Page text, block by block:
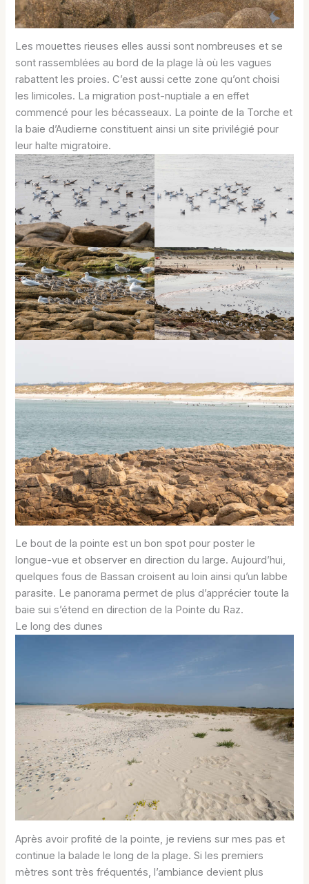
Les mouettes rieuses elles aussi sont nombreuses et se
sont rassemblées au bord de la plage là où les vagues
rabattent les proies. C’est aussi cette zone qu’ont choisi
les limicoles. La migration post-nuptiale a en effet
commencé pour les bécasseaux. La pointe de la Torche et
la baie d’Audierne constituent ainsi un site privilégié pour
leur halte migratoire.
Le bout de la pointe est un bon spot pour poster le
longue-vue et observer en direction du large. Aujourd’hui,
quelques fous de Bassan croisent au loin ainsi qu’un labbe
parasite. Le panorama permet de plus d’apprécier toute la
baie sui s’étend en direction de la Pointe du Raz.
Le long des dunes
Après avoir profité de la pointe, je reviens sur mes pas et
continue la balade le long de la plage. Si les premiers
mètres sont très fréquentés, l’ambiance devient plus